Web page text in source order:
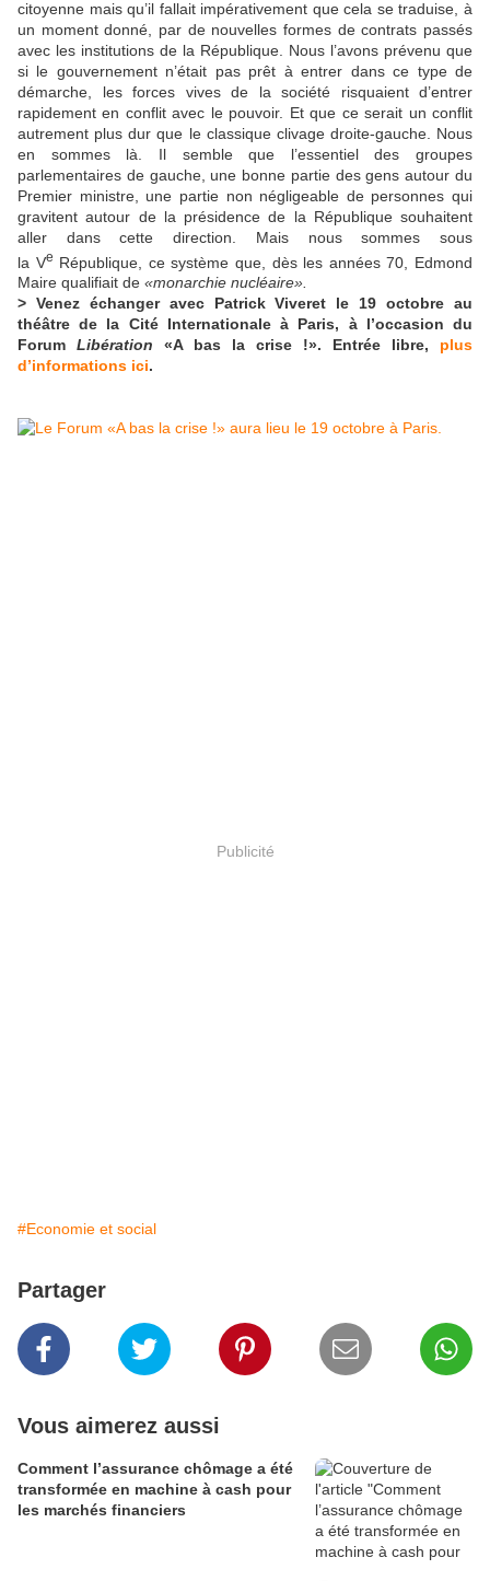
citoyenne mais qu’il fallait impérativement que cela se traduise, à
un moment donné, par de nouvelles formes de contrats passés
avec les institutions de la République. Nous l’avons prévenu que
si le gouvernement n’était pas prêt à entrer dans ce type de
démarche, les forces vives de la société risquaient d’entrer
rapidement en conflit avec le pouvoir. Et que ce serait un conflit
autrement plus dur que le classique clivage droite-gauche. Nous
en sommes là. Il semble que l’essentiel des groupes
parlementaires de gauche, une bonne partie des gens autour du
Premier ministre, une partie non négligeable de personnes qui
gravitent autour de la présidence de la République souhaitent
aller dans cette direction. Mais nous sommes sous
la Ve République, ce système que, dès les années 70, Edmond
Maire qualifiait de «monarchie nucléaire».
> Venez échanger avec Patrick Viveret le 19 octobre au
théâtre de la Cité Internationale à Paris, à l’occasion du
Forum Libération «A bas la crise !». Entrée libre, plus
d’informations ici.
Publicité
#Economie et social
Partager
Vous aimerez aussi
Comment l’assurance chômage a été
transformée en machine à cash pour
les marchés financiers